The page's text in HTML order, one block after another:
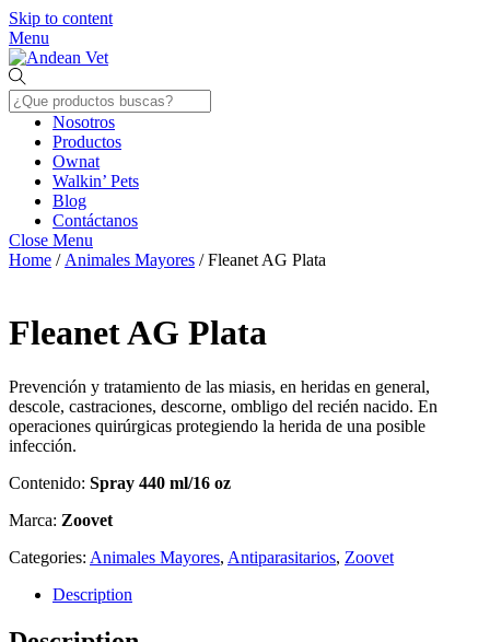
Skip to content
Menu
Nosotros
Productos
Ownat
Walkin’ Pets
Blog
Contáctanos
Close Menu
Home / Animales Mayores / Fleanet AG Plata
Fleanet AG Plata
Prevención y tratamiento de las miasis, en heridas en general,
descole, castraciones, descorne, ombligo del recién nacido. En
operaciones quirúrgicas protegiendo la herida de una posible
infección.
Contenido: Spray 440 ml/16 oz
Marca: Zoovet
Categories: Animales Mayores, Antiparasitarios, Zoovet
Description